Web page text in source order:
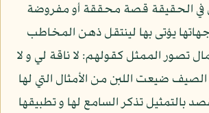
في الحقيقة قصة محققة أو مفروضة
يؤتى بها لينتقل ذهن المخاطب
تصور الممثل كقولهم: لا ناقة لي و لا
ضيعت اللبن من الأمثال التي لها
تذكر السامع لها و تطبيقها